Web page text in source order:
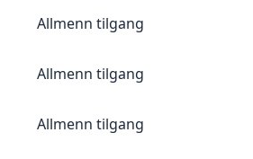
Allmenn tilgang
Allmenn tilgang
Allmenn tilgang